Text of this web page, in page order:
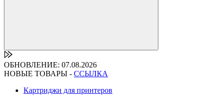
ОБНОВЛЕНИЕ: 07.08.2026
НОВЫЕ ТОВАРЫ - ССЫЛКА
Картриджи для принтеров